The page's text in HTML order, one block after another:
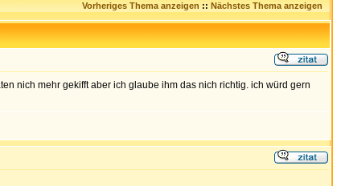
Vorheriges Thema anzeigen :: Nächstes Thema anzeigen
nich mehr gekifft aber ich glaube ihm das nich richtig. ich würd gern